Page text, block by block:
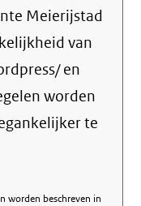
Meierijstad
van
en
worden
te
worden beschreven in